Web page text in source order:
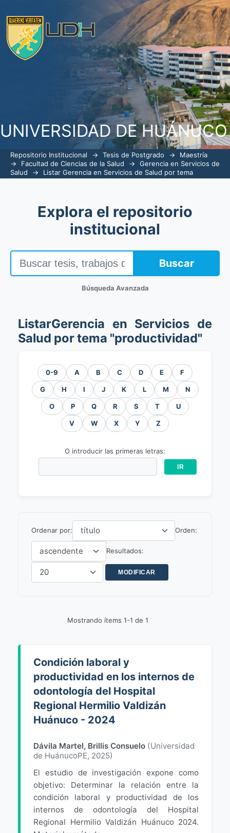
UNIVERSIDAD DE HUÁNUCO
ListarGerencia en Servicios de Salud
Repositorio Institucional → Tesis de Postgrado →
Maestría
→
Facultad de Ciencias de la Salud →
Gerencia en Servicios de
Salud
→ Listar Gerencia en Servicios de Salud por tema
Explora el repositorio
institucional
Buscar
Búsqueda Avanzada
ListarGerencia en Servicios de
Salud por tema "productividad"
0-9 A B C D E F
G H I J K L M N
O P Q R S T U
V W X Y Z
O introducir las primeras letras:
Ordenar por: Orden:
Resultados:
Mostrando ítems 1-1 de 1
Condición laboral y
productividad en los internos de
odontología del Hospital
Regional Hermilio Valdizán
Huánuco - 2024
Dávila Martel, Brillis Consuelo (Universidad
de HuánucoPE, 2025)
El estudio de investigación expone como
objetivo: Determinar la relación entre la
condición laboral y productividad de los
internos de odontología del Hospital
Regional Hermilio Valdizán Huánuco 2024.